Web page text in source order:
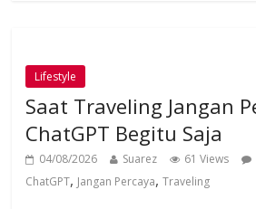
Lifestyle
Saat Traveling Jangan
ChatGPT Begitu Saja
04/08/2026 Suarez 61 Views
ChatGPT, Jangan Percaya,Traveling